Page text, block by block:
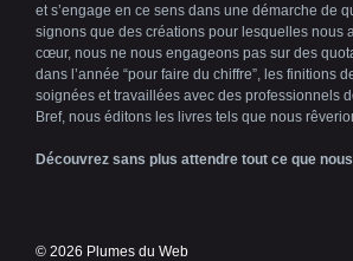
et s’engage en ce sens dans une démarche de
signons que des créations pour lesquelles nous
cœur, nous ne nous engageons pas sur des
dans l’année “pour faire du chiffre”, les finitions
soignées et travaillées avec des professionnels
Bref, nous éditons les livres tels que nous
Découvrez sans plus attendre tout ce que
© 2026 Plumes du Web